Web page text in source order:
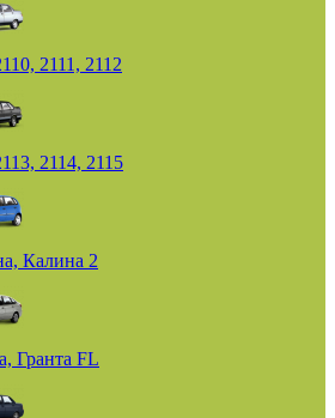
2111, 2112
2114, 2115
Калина 2
Гранта FL